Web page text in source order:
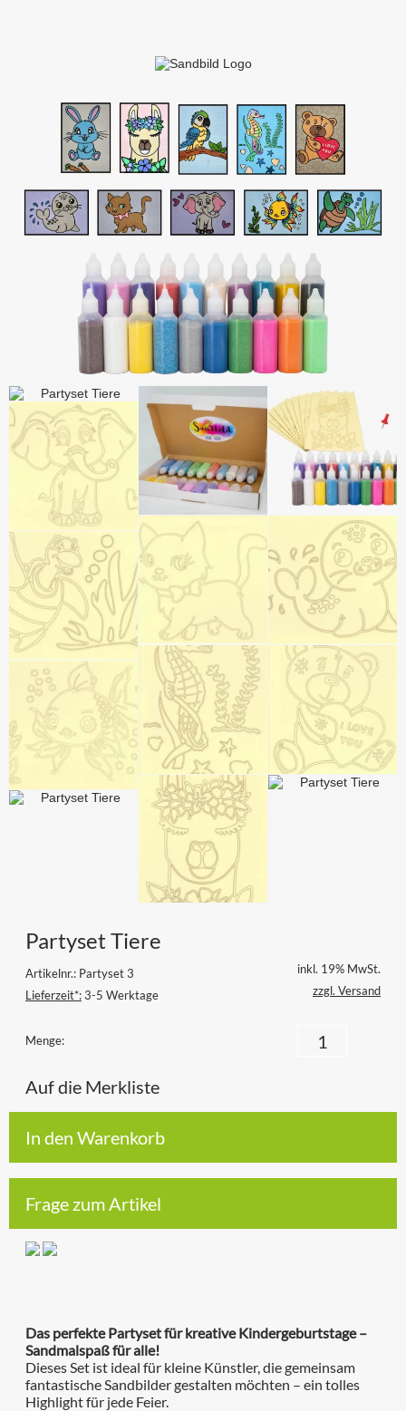
Partyset Tiere
Artikelnr.: Partyset 3
Lieferzeit*:3-5 Werktage
inkl. 19% MwSt.
zzgl. Versand
Menge:
Auf die Merkliste
In den Warenkorb
Frage zum Artikel
Das perfekte Partyset für kreative Kindergeburtstage –
Sandmalspaß für alle!
Dieses Set ist ideal für kleine Künstler, die gemeinsam
fantastische Sandbilder gestalten möchten – ein tolles
Highlight für jede Feier.